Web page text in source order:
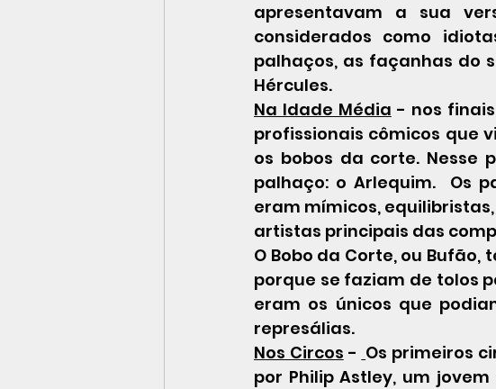
apresentavam a sua
considerados como
palhaços, as façanhas do
Hércules.
Na Idade Média - nos
profissionais cômicos que
os bobos da corte. Nesse
palhaço: o Arlequim.  Os
eram mímicos,
artistas principais das
O Bobo da Corte, ou
porque se faziam de tolos
eram os únicos que
represálias.
Nos Circos - Os primeiros
por Philip Astley, um